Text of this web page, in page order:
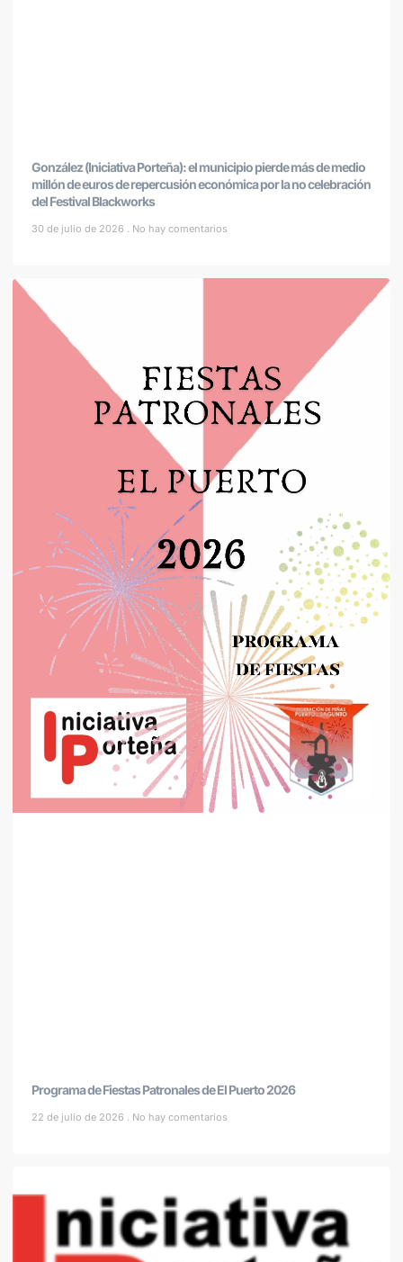
González (Iniciativa Porteña): el municipio pierde más de medio
millón de euros de repercusión económica por la no celebración
del Festival Blackworks
30 de julio de 2026 No hay comentarios
Programa de Fiestas Patronales de El Puerto 2026
22 de julio de 2026 No hay comentarios